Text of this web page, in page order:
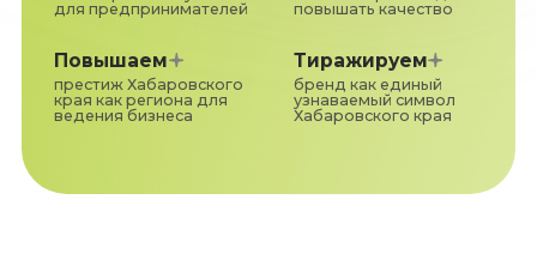
Дмитрий Демешин